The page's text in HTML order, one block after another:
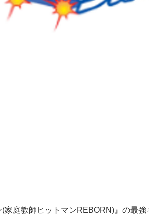
(家庭教師ヒットマンREBORN)』の最強